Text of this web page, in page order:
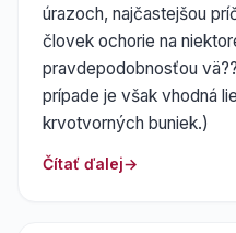
úrazoch, najčastejšou
človek ochorie na
pravdepodobnosťou
prípade je však vhodná
krvotvorných buniek.)
Čítať ďalej